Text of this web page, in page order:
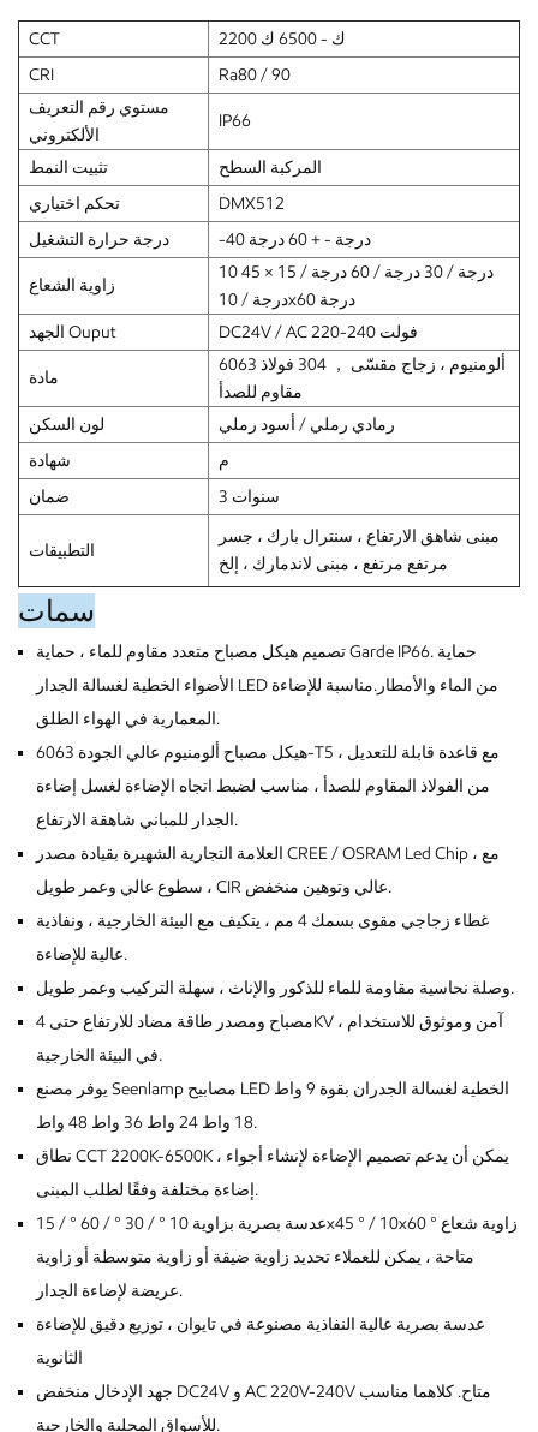
CCT
2200 ك - 6500 ك
CRI
Ra80 / 90
مستوي رقم التعريف
الألكتروني
IP66
تثبيت النمط
المركبة السطح
تحكم اختياري
DMX512
درجة حرارة التشغيل
-40 درجة - + 60 درجة
زاوية الشعاع
10 درجة / 30 درجة / 60 درجة / 15 × 45
درجة / 10x60 درجة
الجهد Ouput
DC24V / AC 220-240 فولت
مادة
6063 ألومنيوم ، زجاج مقسّى ， 304 فولاذ
مقاوم للصدأ
لون السكن
رمادي رملي / أسود رملي
شهادة
م
ضمان
3 سنوات
التطبيقات
مبنى شاهق الارتفاع ، سنترال بارك ، جسر
مرتفع مرتفع ، مبنى لاندمارك ، إلخ
سمات
تصميم هيكل مصباح متعدد مقاوم للماء ، حماية Garde IP66. حماية
الأضواء الخطية لغسالة الجدار LED من الماء والأمطار.مناسبة للإضاءة
المعمارية في الهواء الطلق.
هيكل مصباح ألومنيوم عالي الجودة 6063-T5 ، مع قاعدة قابلة للتعديل
من الفولاذ المقاوم للصدأ ، مناسب لضبط اتجاه الإضاءة لغسل إضاءة
الجدار للمباني شاهقة الارتفاع.
العلامة التجارية الشهيرة بقيادة مصدر CREE / OSRAM Led Chip ، مع
سطوع عالي وعمر طويل ، CIR عالي وتوهين منخفض.
غطاء زجاجي مقوى بسمك 4 مم ، يتكيف مع البيئة الخارجية ، ونفاذية
عالية للإضاءة.
وصلة نحاسية مقاومة للماء للذكور والإناث ، سهلة التركيب وعمر طويل.
مصباح ومصدر طاقة مضاد للارتفاع حتى 4KV ، آمن وموثوق للاستخدام
في البيئة الخارجية.
يوفر مصنع Seenlamp مصابيح LED الخطية لغسالة الجدران بقوة 9 واط
18 واط 24 واط 36 واط 48 واط.
نطاق CCT 2200K-6500K ، يمكن أن يدعم تصميم الإضاءة لإنشاء أجواء
إضاءة مختلفة وفقًا لطلب المبنى.
عدسة بصرية بزاوية 10 ° / 30 ° / 60 ° / 15x45 ° / 10x60 ° زاوية شعاع
متاحة ، يمكن للعملاء تحديد زاوية ضيقة أو زاوية متوسطة أو زاوية
عريضة لإضاءة الجدار.
عدسة بصرية عالية النفاذية مصنوعة في تايوان ، توزيع دقيق للإضاءة
الثانوية
جهد الإدخال منخفض DC24V و AC 220V-240V متاح. كلاهما مناسب
للأسواق المحلية والخارجية.